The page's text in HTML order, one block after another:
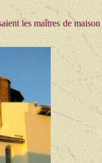
les maîtres de